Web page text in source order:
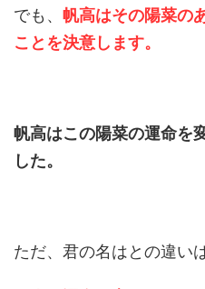
でも、 帆高はその陽菜の
ことを決意します。
帆高はこの陽菜の運命を
した。
ただ、君の名はとの違いは